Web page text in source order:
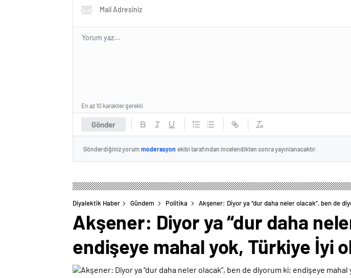
Gönder
En az 10 karakter gerekli
Gönderdiğiniz yorum moderasyon ekibi tarafından incelendikten sonra yayınlanacaktır.
Diyalektik Haber Gündem Politika Akşener: Diyor ya “dur daha neler olacak”, ben de
Akşener: Diyor ya “dur daha
endişeye mahal yok, Türkiye İyi